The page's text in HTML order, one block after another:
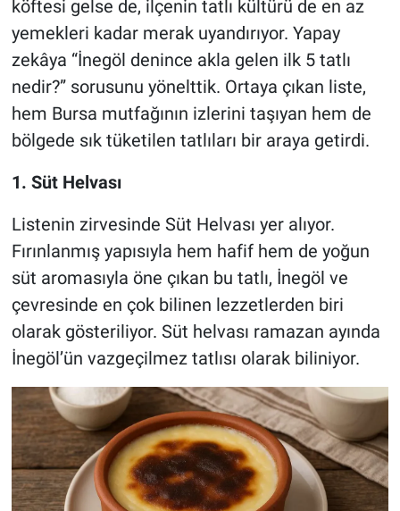
köftesi gelse de, ilçenin tatlı kültürü de en az
yemekleri kadar merak uyandırıyor. Yapay
zekâya “İnegöl denince akla gelen ilk 5 tatlı
nedir?” sorusunu yönelttik. Ortaya çıkan liste,
hem Bursa mutfağının izlerini taşıyan hem de
bölgede sık tüketilen tatlıları bir araya getirdi.
1. Süt Helvası
Listenin zirvesinde Süt Helvası yer alıyor.
Fırınlanmış yapısıyla hem hafif hem de yoğun
süt aromasıyla öne çıkan bu tatlı, İnegöl ve
çevresinde en çok bilinen lezzetlerden biri
olarak gösteriliyor. Süt helvası ramazan ayında
İnegöl’ün vazgeçilmez tatlısı olarak biliniyor.